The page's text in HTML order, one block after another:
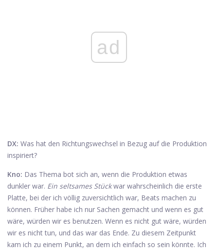
ad
DX: Was hat den Richtungswechsel in Bezug auf die Produktion
inspiriert?
Kno: Das Thema bot sich an, wenn die Produktion etwas
dunkler war. Ein seltsames Stückwar wahrscheinlich die erste
Platte, bei der ich völlig zuversichtlich war, Beats machen zu
können. Früher habe ich nur Sachen gemacht und wenn es gut
wäre, würden wir es benutzen. Wenn es nicht gut wäre, würden
wir es nicht tun, und das war das Ende. Zu diesem Zeitpunkt
kam ich zu einem Punkt, an dem ich einfach so sein könnte. Ich